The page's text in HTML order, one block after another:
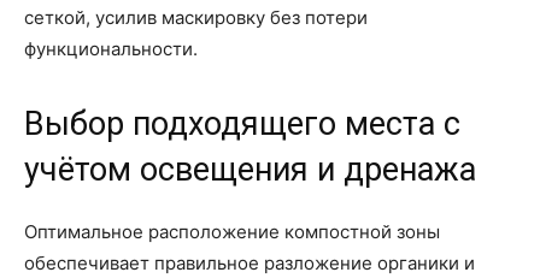
сеткой, усилив маскировку без потери
функциональности.
Выбор подходящего места с
учётом освещения и дренажа
Оптимальное расположение компостной зоны
обеспечивает правильное разложение органики и